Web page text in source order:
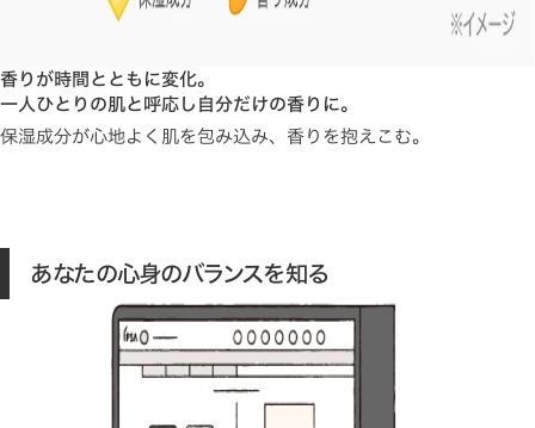
香りが時間とともに変化。
一人ひとりの肌と呼応し自分だけの香りに。
保湿成分が心地よく肌を包み込み、香りを抱えこむ。
あなたの心身のバランスを知る